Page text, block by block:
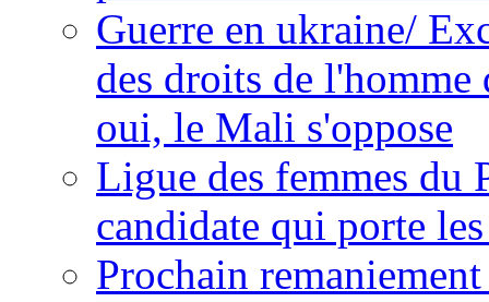
Guerre en ukraine/
des droits de
oui, le Mali s'oppose
Ligue des femmes du
candidate qui porte
Prochain